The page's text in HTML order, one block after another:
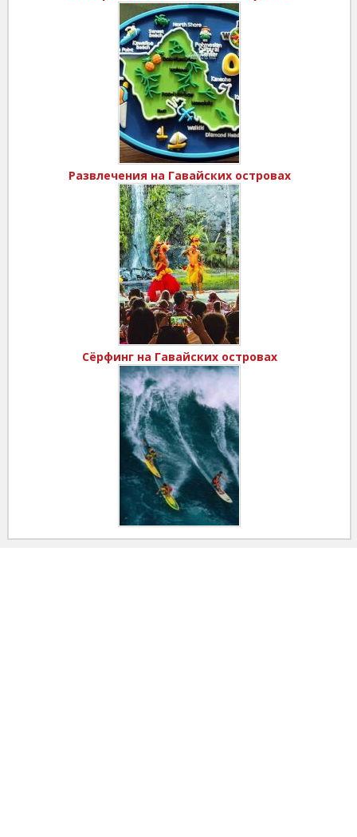
Развлечения на Гавайских островах
Сёрфинг на Гавайских островах